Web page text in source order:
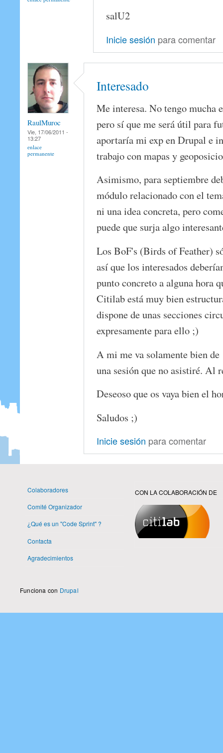
salU2
Inicie sesión para comentar
RaulMuroc
Vie, 17/06/2011 -
13:27
enlace
permanente
Interesado
Me interesa. No tengo mucha
pero sí que me será útil para
aportaría mi exp en Drupal e
trabajo con mapas y
Asimismo, para septiembre
módulo relacionado con el
ni una idea concreta, pero
puede que surja algo
Los BoF's (Birds of Feather)
así que los interesados
punto concreto a alguna hora
Citilab está muy bien
dispone de unas secciones
expresamente para ello ;)
A mi me va solamente bien de
una sesión que no asistiré. Al
Deseoso que os vaya bien el
Saludos ;)
Inicie sesión para comentar
Colaboradores
Comité Organizador
¿Qué es un "Code Sprint" ?
Contacta
Agradecimientos
CON LA COLABORACIÓN DE
Funciona con Drupal